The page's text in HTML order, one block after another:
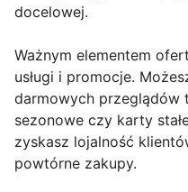
docelowej.
Ważnym elementem
usługi i promocje.
darmowych przeglądów
sezonowe czy karty
zyskasz lojalność
powtórne zakupy.